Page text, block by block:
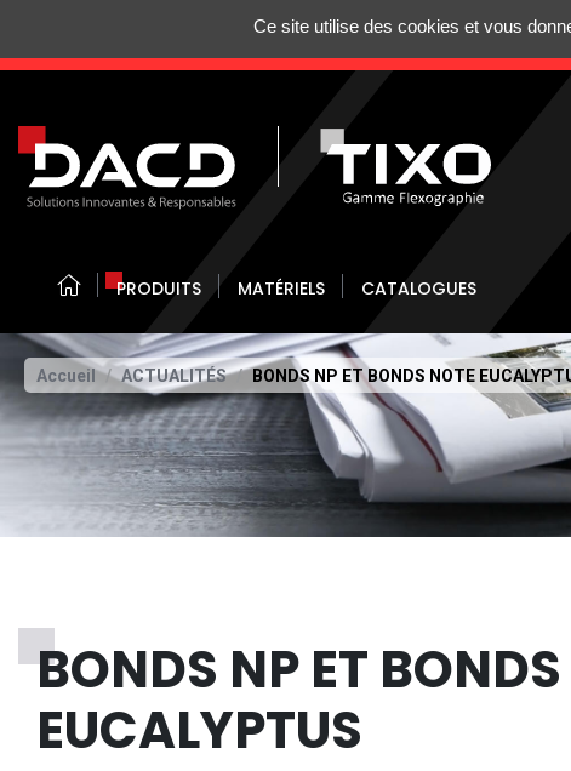
N'HÉSITEZ
PRODUITS MATÉRIELS CATALOGUES
Accueil ACTUALITÉS BONDS NP ET BONDS NOTE
BONDS NP ET
EUCALYPTUS
Ce site utilise des cookies et vous